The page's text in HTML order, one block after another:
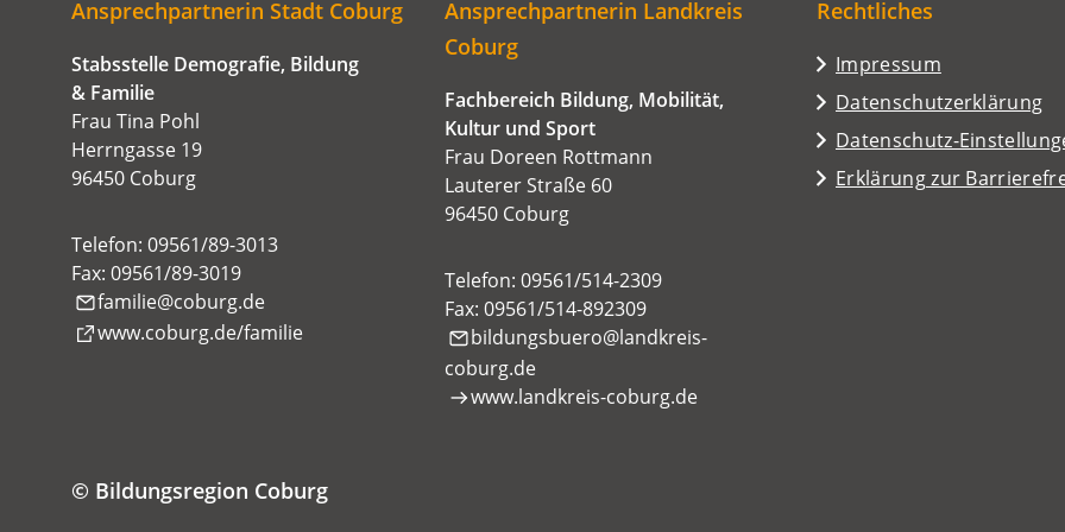
Ansprechpartnerin Stadt Coburg
Stabsstelle Demografie, Bildung
& Familie
Frau Tina Pohl
Herrngasse 19
96450 Coburg
Telefon: 09561/89-3013
Fax: 09561/89-3019
familie
coburg de
www.coburg.de/familie
(Öffnet
Ansprechpartnerin Landkreis
Coburg
Fachbereich Bildung, Mobilität,
Kultur und Sport
Frau Doreen Rottmann
Lauterer Straße 60
96450 Coburg
Telefon: 09561/514-2309
Fax: 09561/514-892309
bildungsbuero
landkreis-
coburg de
www.landkreis-coburg.de
Rechtliches
Impressum
Datenschutzerklärung
Datenschutz-
Erklärung zur
© Bildungsregion Coburg